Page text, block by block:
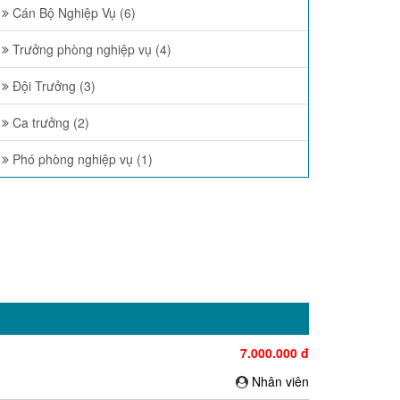
Cán Bộ Nghiệp Vụ (6)
Trưởng phòng nghiệp vụ (4)
Đội Trưởng (3)
Ca trưởng (2)
Phó phòng nghiệp vụ (1)
7.000.000 đ
Nhân viên